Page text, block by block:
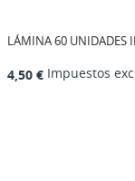
LÁMINA 60 UNIDADES
4,50 € Impuestos